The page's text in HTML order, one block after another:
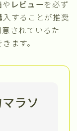
や レビューを必ず
することが推奨
されているた
ます。
ラソ